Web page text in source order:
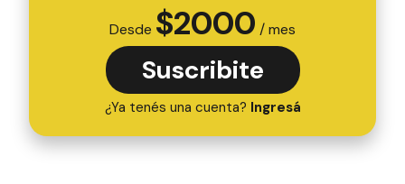
Desde $2000 / mes
Suscribite
¿Ya tenés una cuenta? Ingresá